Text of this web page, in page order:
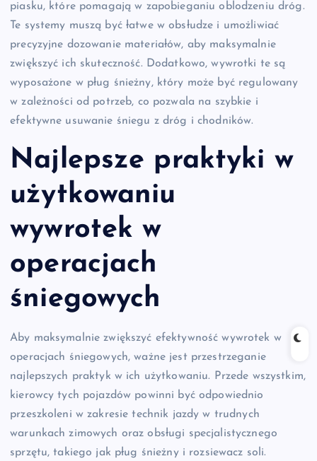
piasku, które pomagają w zapobieganiu oblodzeniu dróg.
Te systemy muszą być łatwe w obsłudze i umożliwiać
precyzyjne dozowanie materiałów, aby maksymalnie
zwiększyć ich skuteczność. Dodatkowo, wywrotki te są
wyposażone w pług śnieżny, który może być regulowany
w zależności od potrzeb, co pozwala na szybkie i
efektywne usuwanie śniegu z dróg i chodników.
Najlepsze praktyki w
użytkowaniu
wywrotek w
operacjach
śniegowych
Aby maksymalnie zwiększyć efektywność wywrotek w
operacjach śniegowych, ważne jest przestrzeganie
najlepszych praktyk w ich użytkowaniu. Przede wszystkim,
kierowcy tych pojazdów powinni być odpowiednio
przeszkoleni w zakresie technik jazdy w trudnych
warunkach zimowych oraz obsługi specjalistycznego
sprzętu, takiego jak pług śnieżny i rozsiewacz soli.